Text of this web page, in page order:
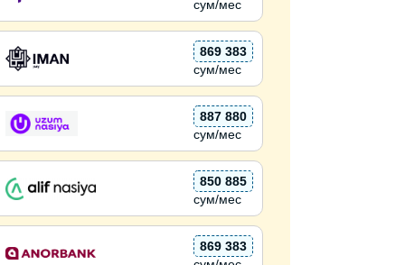
сум/мес
869 383
сум/мес
887 880
сум/мес
850 885
сум/мес
869 383